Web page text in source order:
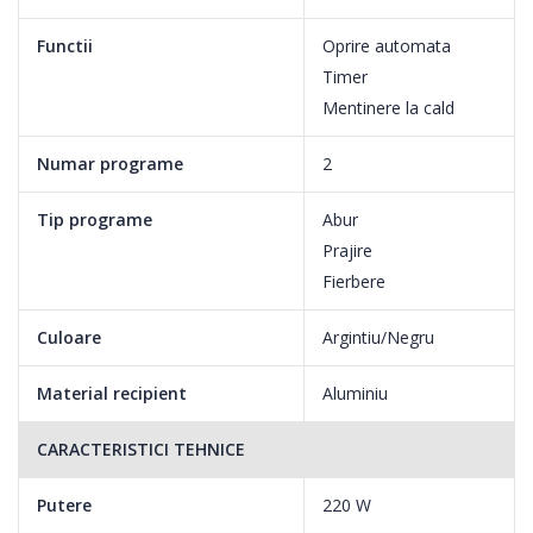
sa iti permita sa pregatesti mancaruri savuroase pentru intreaga
familie. Nu trebuie sa fii bucatar profesionist ca sa ii surprinzi pe
treaba slow cooker-ul HEINNER.
Functii
Oprire automata
Timer
Mentinere la cald
Numar programe 2
Tip programe
Abur
Prajire
Fierbere
Culoare Argintiu/Negru
Material recipient Aluminiu
CARACTERISTICI TEHNICE
Putere 220 W